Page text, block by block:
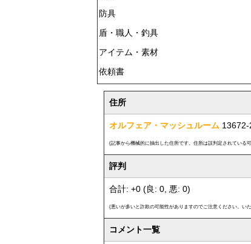
防具
盾・職人・釣具
アイテム・素材
依頼書
住所
オルフェア・マッシュルーム 13672-
(記事から機械的に抽出した住所です。住所は誤判定されている
評判
合計: +0 (良: 0, 悪: 0)
(悪いが多いと詐欺の可能性がありますのでご注意ください。い
コメント一覧